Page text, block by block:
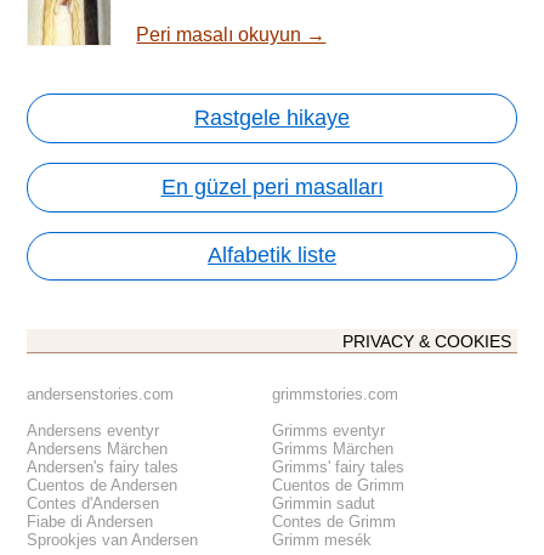
Peri masalı okuyun →
Rastgele hikaye
En güzel peri masalları
Alfabetik liste
PRIVACY & COOKIES
andersenstories.com
Andersens eventyr
Andersens Märchen
Andersen's fairy tales
Cuentos de Andersen
Contes d'Andersen
Fiabe di Andersen
Sprookjes van Andersen
grimmstories.com
Grimms eventyr
Grimms Märchen
Grimms' fairy tales
Cuentos de Grimm
Grimmin sadut
Contes de Grimm
Grimm mesék